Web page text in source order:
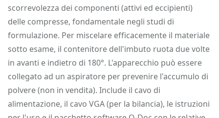
scorrevolezza dei componenti (attivi ed eccipienti)
delle compresse, fondamentale negli studi di
formulazione. Per miscelare efficacemente il materiale
sotto esame, il contenitore dell'imbuto ruota due volte
in avanti e indietro di 180°. L'apparecchio può essere
collegato ad un aspiratore per prevenire l'accumulo di
polvere (non in vendita). Include il cavo di
alimentazione, il cavo VGA (per la bilancia), le istruzioni